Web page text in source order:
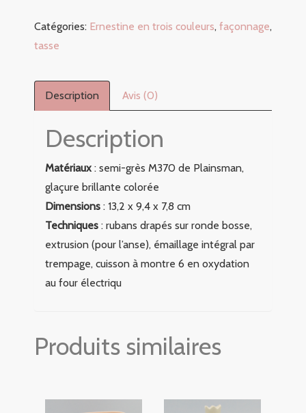
quantity
Catégories: Ernestine en trois couleurs, façonnage,
tasse
Description Avis (0)
Description
Matériaux : semi-grès M370 de Plainsman,
glaçure brillante colorée
Dimensions : 13,2 x 9,4 x 7,8 cm
Techniques : rubans drapés sur ronde bosse,
extrusion (pour l’anse), émaillage intégral par
trempage, cuisson à montre 6 en oxydation
au four électriqu
Produits similaires